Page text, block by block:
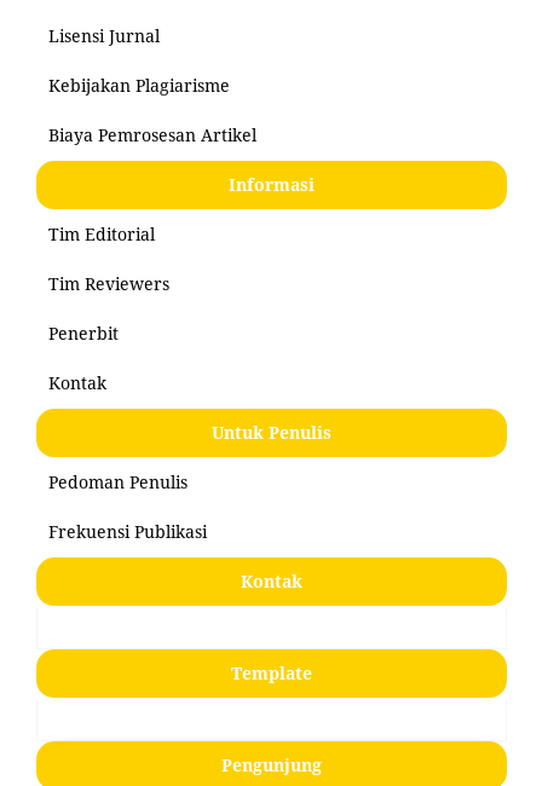
Lisensi Jurnal
Kebijakan Plagiarisme
Biaya Pemrosesan Artikel
Informasi
Tim Editorial
Tim Reviewers
Penerbit
Kontak
Untuk Penulis
Pedoman Penulis
Frekuensi Publikasi
Kontak
Template
Pengunjung